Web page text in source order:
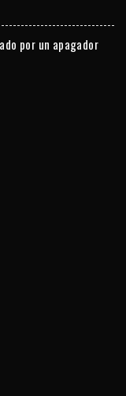
por un apagador